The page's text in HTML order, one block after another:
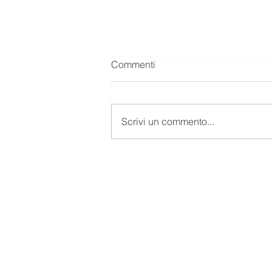
NON FARM PAYROLLS
Commenti
Scrivi un commento...